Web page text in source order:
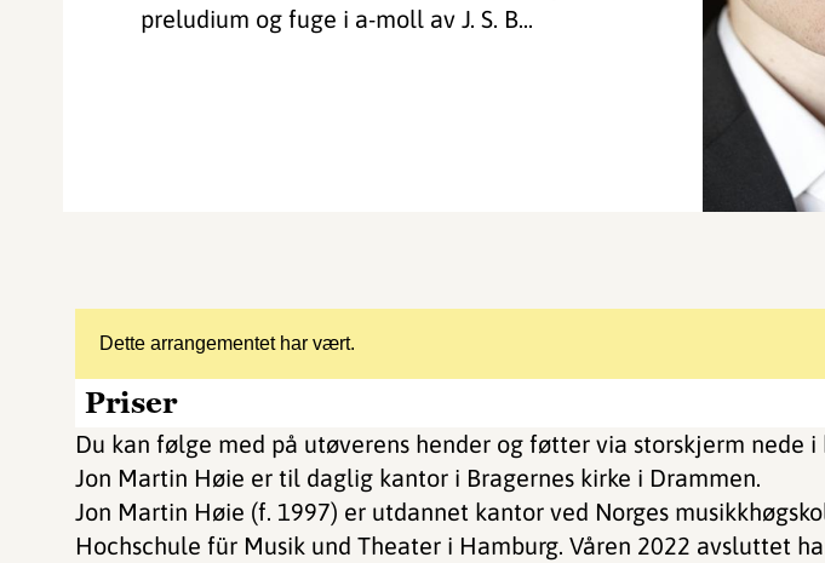
preludium og fuge i a-moll av J. S. B...
Dette arrangementet har vært.
Priser
Du kan følge med på utøverens hender og føtter via storskjerm nede i
Jon Martin Høie er til daglig kantor i Bragernes kirke i Drammen.
Jon Martin Høie (f. 1997) er utdannet kantor ved Norges
Hochschule für Musik und Theater i Hamburg. Våren 2022 avsluttet